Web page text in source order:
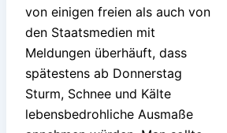
von einigen freien als auch von
den Staatsmedien mit
Meldungen überhäuft, dass
spätestens ab Donnerstag
Sturm, Schnee und Kälte
lebensbedrohliche Ausmaße